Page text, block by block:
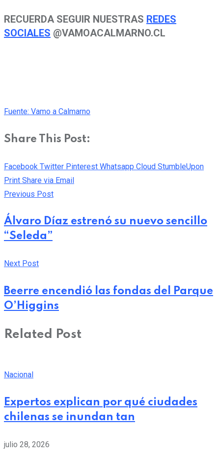
RECUERDA SEGUIR NUESTRAS REDES
SOCIALES @VAMOACALMARNO.CL
Fuente: Vamo a Calmarno
Share This Post:
Facebook Twitter Pinterest Whatsapp Cloud StumbleUpon
Print Share via Email
Previous Post
Álvaro Díaz estrenó su nuevo sencillo
“Seleda”
Next Post
Beerre encendió las fondas del Parque
O’Higgins
Related Post
Nacional
Expertos explican por qué ciudades
chilenas se inundan tan
julio 28, 2026